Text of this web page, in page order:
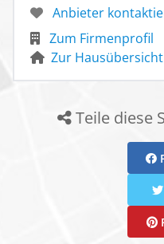
Anbieter
Zum Firmenprofil
Zur Hausübersicht
Teile diese